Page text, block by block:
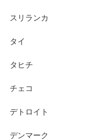
スリランカ
タイ
タヒチ
チェコ
デトロイト
デンマーク